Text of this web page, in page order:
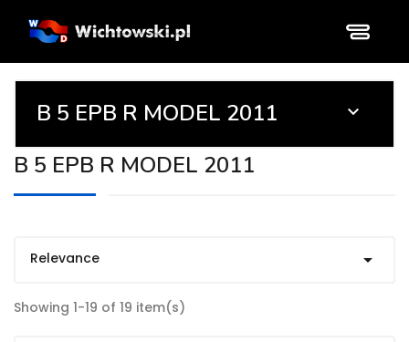
B 5 EPB R MODEL 2011 
B 5 EPB R MODEL 2011
Relevance 
Showing 1-19 of 19 item(s)